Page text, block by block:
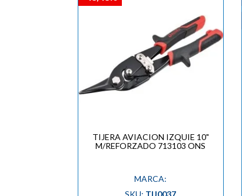
TIJERA AVIACION IZQUIE 10"
M/REFORZADO 713103 ONS
MARCA:
SKU: TIJ0037